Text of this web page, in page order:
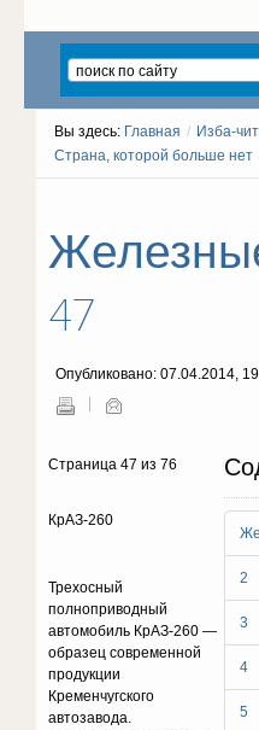
Вы здесь: Главная / Изба-
Страна, которой больше нет
47
Опубликовано: 07.04.2014,
2
3
4
5
Страница 47 из 76
КрАЗ-260
Трехосный
полноприводный
автомобиль КрАЗ-260 —
образец современной
продукции
Кременчугского
автозавода.